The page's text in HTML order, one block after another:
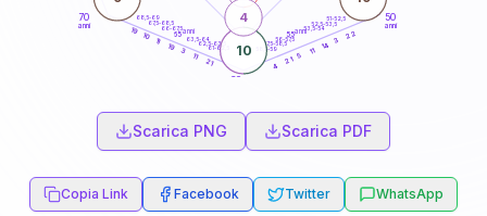
50
anni
60
70
anni
51-52,5
52,5-53,5
53,5-54
56-57,5
57,5-58,5
58,5-59
61-62,5
62,5-63,5
63,5-64
66-67,5
67,5-68,5
68,5-69
22
3
14
11
5
21
4
21
11
3
19
11
10
19
10
4
55anni
65anni
Scarica PNG Scarica PDF
Copia Link Facebook Twitter WhatsApp